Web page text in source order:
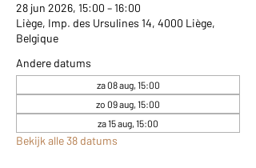
28 jun 2026, 15:00 – 16:00
Liège, Imp. des Ursulines 14, 4000 Liège,
Belgique
Andere datums
za 08 aug, 15:00
zo 09 aug, 15:00
za 15 aug, 15:00
Bekijk alle 38 datums